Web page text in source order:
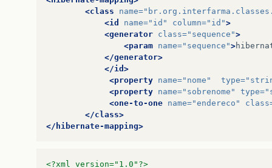
<class
name=
<id
name="id" column="id">
<generator class="sequence">
<param name="sequence">
</generator>
</id>
<property name="nome" type=
<property name="sobrenome" type=
<one-to-one name="endereco"
</class>
</hibernate-mapping>
<?xml version="1.0"?>